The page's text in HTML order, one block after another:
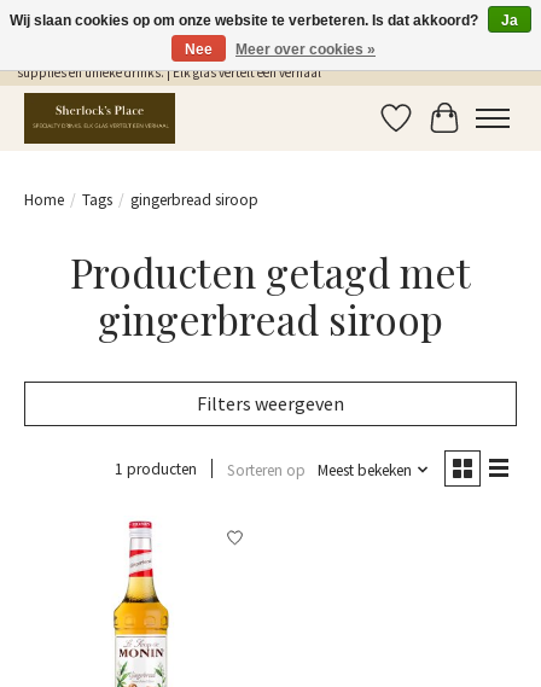
Gratis Verzending in NL vanaf €75,- | Sherlocks Place: dé plek voor MONIN siropen, bar
supplies en unieke drinks. | Elk glas vertelt een verhaal
Verlanglijst
Home / Tags / gingerbread siroop
Producten getagd met
gingerbread siroop
Filters weergeven
1 producten Sorteren op Meest bekeken
Wij slaan cookies op om onze website te verbeteren. Is dat akkoord?
Ja
Nee
Meer over cookies »